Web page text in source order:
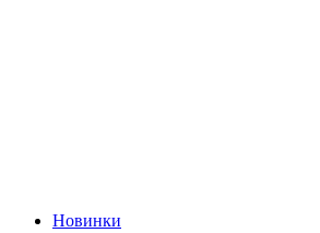
Новинки